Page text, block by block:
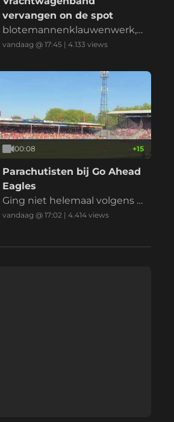
vervangen on de spot
blotemannenklauwenwerk,
met handschoenen
vandaag @ 17:45 |4.133 views
00:08 +15
Parachutisten bij Go Ahead
Eagles
Ging niet helemaal volgens p
lan
vandaag @ 17:02 |4.414 views